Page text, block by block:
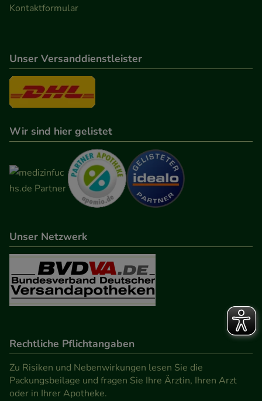
Kontaktformular
Unser Versanddienstleister
Wir sind hier gelistet
Unser Netzwerk
Rechtliche Pflichtangaben
Zu Risiken und Nebenwirkungen lesen Sie die
Packungsbeilage und fragen Sie Ihre Ärztin, Ihren Arzt
oder in Ihrer Apotheke.